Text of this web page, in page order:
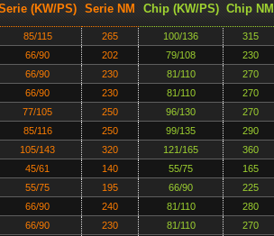
(KW/PS) Serie NM Chip (KW/PS) Chip NM
85/115 265 100/136 315
66/90 202 79/108 230
66/90 230 81/110 270
66/90 230 81/110 270
77/105 250 96/130 270
85/116 250 99/135 290
105/143 320 121/165 360
45/61 140 55/75 165
55/75 195 66/90 225
66/90 240 81/110 280
66/90 230 81/110 270